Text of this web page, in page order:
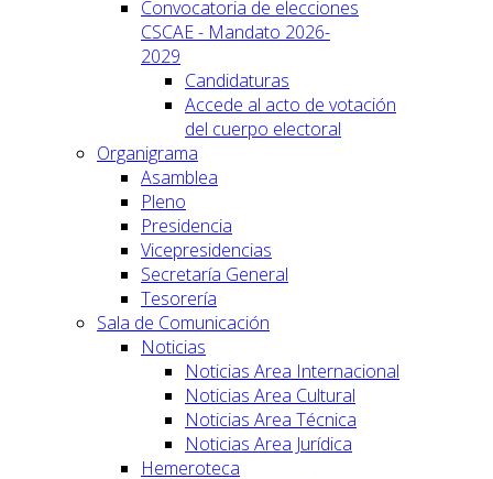
Convocatoria de elecciones
CSCAE - Mandato 2026-
2029
Candidaturas
Accede al acto de votación
del cuerpo electoral
Organigrama
Asamblea
Pleno
Presidencia
Vicepresidencias
Secretaría General
Tesorería
Sala de Comunicación
Noticias
Noticias Area Internacional
Noticias Area Cultural
Noticias Area Técnica
Noticias Area Jurídica
Hemeroteca